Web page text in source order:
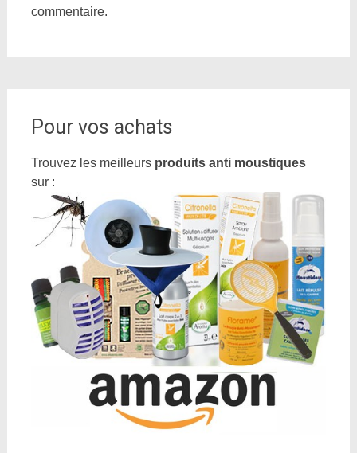
commentaire.
Pour vos achats
Trouvez les meilleurs produits anti moustiques
sur :